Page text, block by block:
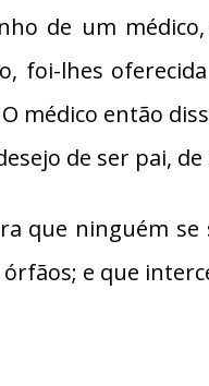
de um
foi-lhes
O médico então
de ser pai,
que ninguém
e que